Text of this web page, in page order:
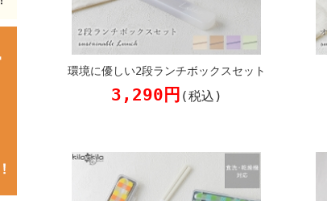
環境に優しい2段ランチボックスセット
3,290円 (税込)